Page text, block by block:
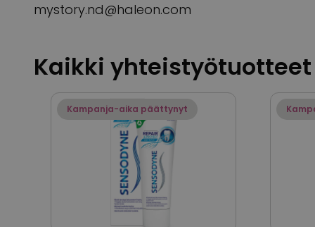
mystory.nd@haleon.com
Kaikki yhteistyötuotteet
Kampanja-aika päättynyt